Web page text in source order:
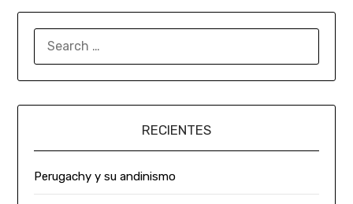
RECIENTES
Perugachy y su andinismo